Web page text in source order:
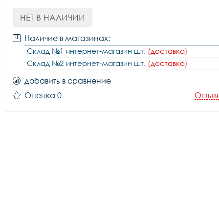
НЕТ В НАЛИЧИИ
Наличие в магазинах:
Склад №1 интернет-магазин шт. (доставка)
Склад №2 интернет-магазин шт. (доставка)
добавить в сравнение
Оценка 0